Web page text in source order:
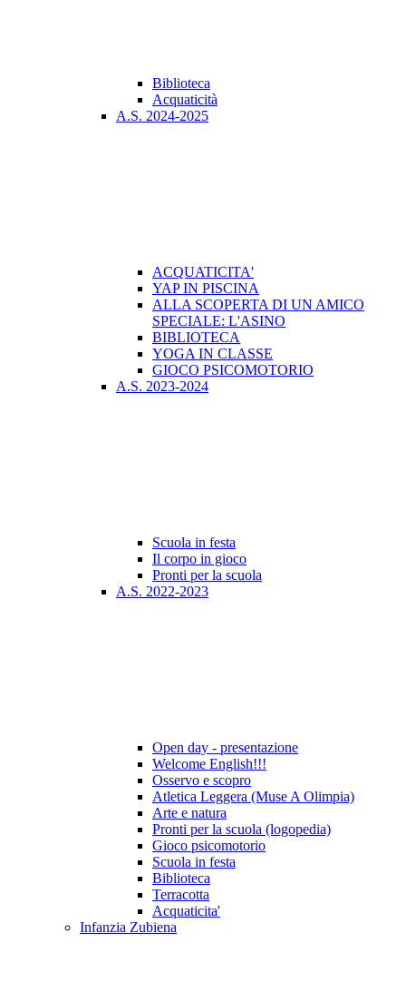
Biblioteca
Acquaticità
A.S. 2024-2025
ACQUATICITA'
YAP IN PISCINA
ALLA SCOPERTA DI UN AMICO
SPECIALE: L'ASINO
BIBLIOTECA
YOGA IN CLASSE
GIOCO PSICOMOTORIO
A.S. 2023-2024
Scuola in festa
Il corpo in gioco
Pronti per la scuola
A.S. 2022-2023
Open day - presentazione
Welcome English!!!
Osservo e scopro
Atletica Leggera (Muse A Olimpia)
Arte e natura
Pronti per la scuola (logopedia)
Gioco psicomotorio
Scuola in festa
Biblioteca
Terracotta
Acquaticita'
Infanzia Zubiena